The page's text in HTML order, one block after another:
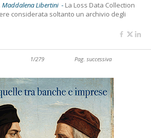
Maddalena Libertini - La Loss Data Collection
considerata soltanto un archivio degli
1/279 Pag. successiva